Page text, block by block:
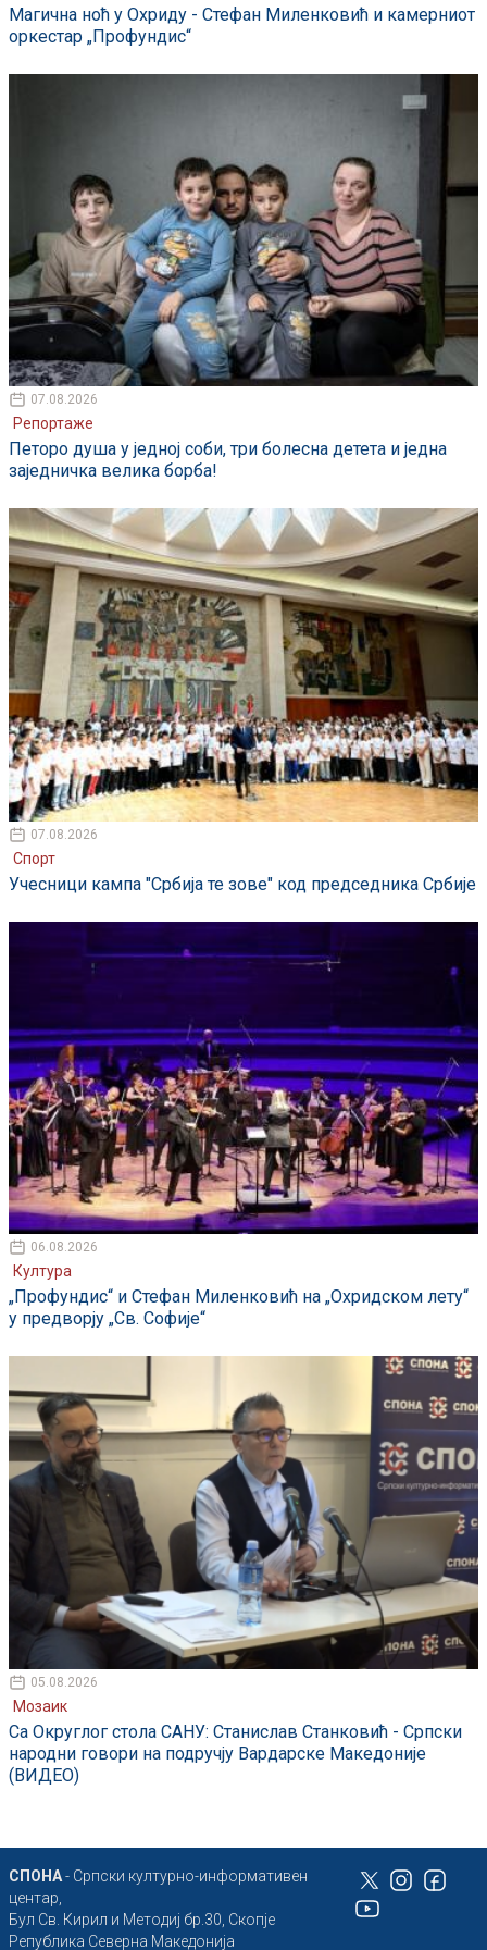
Магична ноћ у Охриду - Стефан Миленковић и камерниот
оркестар „Профундис“
07.08.2026
Репортаже
Петоро душа у једној соби, три болесна детета и једна
заједничка велика борба!
07.08.2026
Спорт
Учесници кампа "Србија те зове" код председника Србије
06.08.2026
Култура
„Профундис“ и Стефан Миленковић на „Охридском лету“
у предворју „Св. Софије“
05.08.2026
Мозаик
Са Округлог стола САНУ: Станислав Станковић - Српски
народни говори на подручју Вардарске Македоније
(ВИДЕО)
СПОНА- Српски културно-информативен
центар,
Бул Св. Кирил и Методиј бр.30, Скопје
Република Северна Македонија